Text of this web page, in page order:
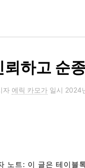
뢰하고 순
자 에릭 카모가 일시 2024
노트: 이 글은 테이블